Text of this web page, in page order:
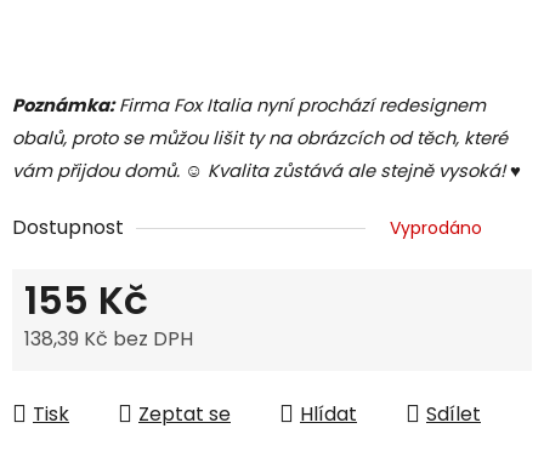
Poznámka:Firma Fox Italia nyní prochází redesignem
obalů, proto se můžou lišit ty na obrázcích od těch, které
vám přijdou domů. ☺ Kvalita zůstává ale stejně vysoká!♥
Dostupnost Vyprodáno
155 Kč
138,39 Kč bez DPH
Tisk
Zeptat se Hlídat Sdílet